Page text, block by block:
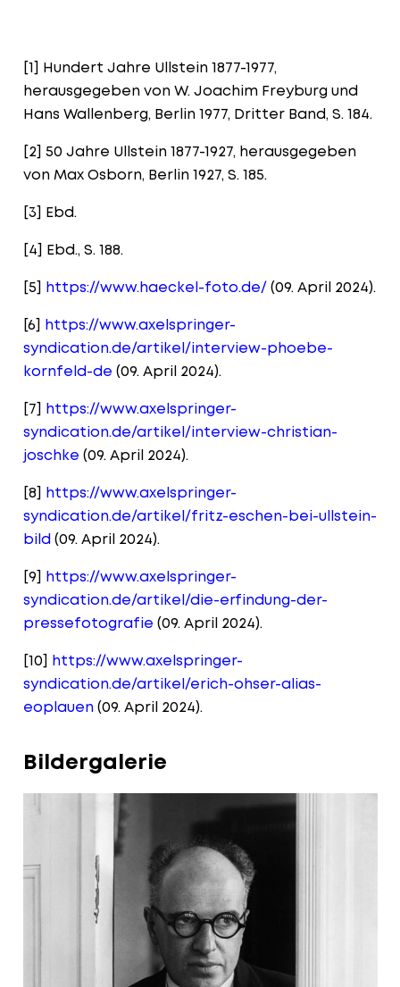
[1] Hundert Jahre Ullstein 1877-1977,
herausgegeben von W. Joachim Freyburg und
Hans Wallenberg, Berlin 1977, Dritter Band, S. 184.
[2] 50 Jahre Ullstein 1877-1927, herausgegeben
von Max Osborn, Berlin 1927, S. 185.
[3] Ebd.
[4] Ebd., S. 188.
[5] https://www.haeckel-foto.de/ (09. April 2024).
[6]
https://www.axelspringer-
syndication.de/artikel/interview-phoebe-
kornfeld-de (09. April 2024).
[7]
https://www.axelspringer-
syndication.de/artikel/interview-christian-
joschke (09. April 2024).
[8]
https://www.axelspringer-
syndication.de/artikel/fritz-eschen-bei-ullstein-
bild (09. April 2024).
[9]
https://www.axelspringer-
syndication.de/artikel/die-erfindung-der-
pressefotografie (09. April 2024).
[10]
https://www.axelspringer-
syndication.de/artikel/erich-ohser-alias-
eoplauen(09. April 2024).
Bildergalerie